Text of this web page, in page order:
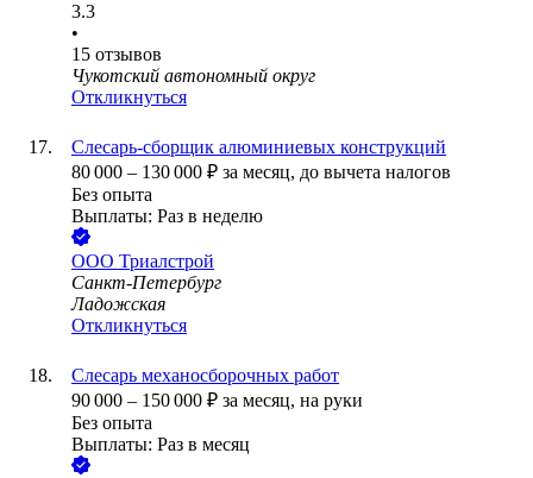
3.3
•
15 отзывов
Чукотский автономный округ
Откликнуться
Слесарь-сборщик алюминиевых конструкций
80 000 – 130 000 ₽ за месяц, до вычета налогов
Без опыта
Выплаты: Раз в неделю
ООО Триалстрой
Санкт-Петербург
Ладожская
Откликнуться
Слесарь механосборочных работ
90 000 – 150 000 ₽ за месяц, на руки
Без опыта
Выплаты: Раз в месяц